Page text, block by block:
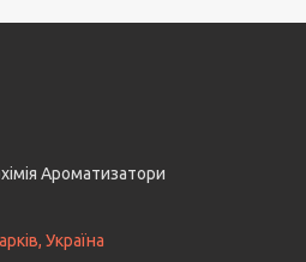
Ароматизатори
Україна